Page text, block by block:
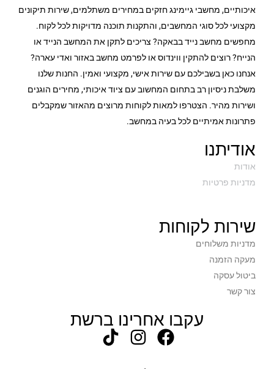
איכותיים, מחשבי גיימינג חזקים במחירים משתלמים, שירות תיקונים
מקצועי לכל סוגי המחשבים, והתקנות תוכנה מדויקות לכל לקוח.
מחפשים מחשב נייד בבאקה? צריכים לתקן את המחשב הנייד או
הנייח? רוצים להתקין ווינדוס או לפרמט מחשב באזור ואדי עארה?
אנחנו כאן בשבילכם עם שירות אישי, מקצועי ואמין. החנות שלנו
משלבת ניסיון רב בתחום המחשוב עם ציוד איכותי, מחירים הוגנים
ושירות מהיר. הצטרפו למאות לקוחות מרוצים מהאזור שמקבלים
פתרונות אמיתיים לכל בעיה במחשב.
אודיתנו
אודות
מדניות פרטיות
שירות לקוחות
מדניות משלוחים
מעקה הזמנה
ביטול עסקה
צור קשר
עקבו אחרינו ברשת